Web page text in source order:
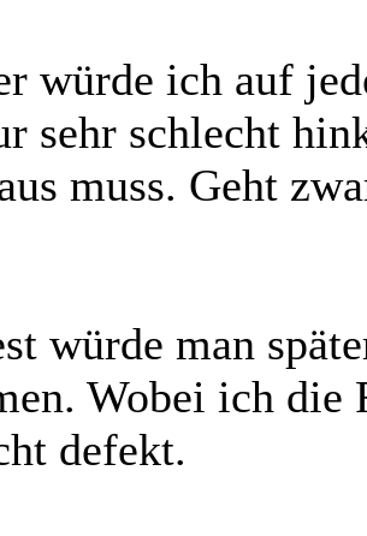
würde ich auf
sehr schlecht
muss. Geht
würde man
Wobei ich die
defekt.